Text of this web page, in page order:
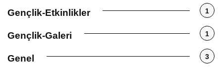
Gençlik-Etkinlikler 1
Gençlik-Galeri 1
Genel 3